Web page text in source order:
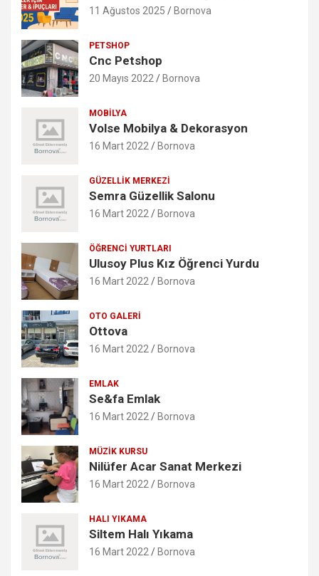
11 Ağustos 2025 Bornova
PETSHOP
Cnc Petshop
20 Mayıs 2022 Bornova
MOBILYA
Volse Mobilya & Dekorasyon
16 Mart 2022 Bornova
GÜZELLIK MERKEZI
Semra Güzellik Salonu
16 Mart 2022 Bornova
ÖĞRENCI YURTLARI
Ulusoy Plus Kız Öğrenci Yurdu
16 Mart 2022 Bornova
OTO GALERI
Ottova
16 Mart 2022 Bornova
EMLAK
Se&fa Emlak
16 Mart 2022 Bornova
MÜZIK KURSU
Nilüfer Acar Sanat Merkezi
16 Mart 2022 Bornova
HALI YIKAMA
Siltem Halı Yıkama
16 Mart 2022 Bornova